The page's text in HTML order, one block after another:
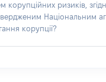
корупційних ризиків,
Національним
корупції?